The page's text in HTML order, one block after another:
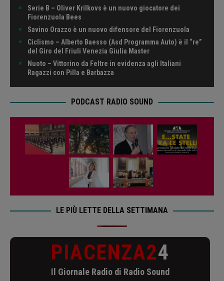
Serie B – Oliver Krilkovs è un nuovo giocatore dei
Fiorenzuola Bees
Savino Orazzo è un nuovo difensore del Fiorenzuola
Ciclismo – Alberto Baesso (Asd Programma Auto) è il “re”
del Giro del Friuli Venezia Giulia Master
Nuoto – Vittorino da Feltre in evidenza agli Italiani
Ragazzi con Pilla e Barbazza
PODCAST RADIO SOUND
LE PIÙ LETTE DELLA SETTIMANA
PIACENZA24
Il Giornale Radio di Radio Sound